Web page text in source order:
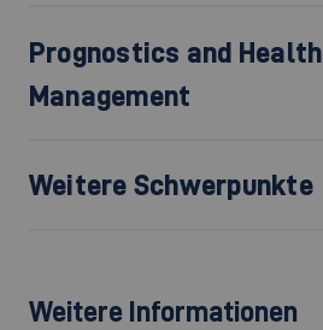
Prognostics and Health
Management
Weitere Schwerpunkte
Weitere Informationen